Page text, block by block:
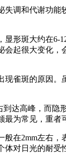
调和代谢功
形斑大约在
起很大变化
雀斑的原因
达高峰，而
为常见，重者
在2mm左右
对日光的耐受